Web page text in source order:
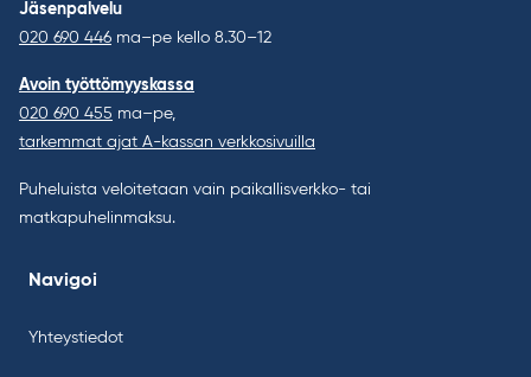
Jäsenpalvelu
020 690 446 ma–pe kello 8.30–12
Avoin työttömyyskassa
020 690 455 ma–pe,
tarkemmat ajat A-kassan verkkosivuilla
Puheluista veloitetaan vain paikallisverkko- tai
matkapuhelinmaksu.
Navigoi
Yhteystiedot